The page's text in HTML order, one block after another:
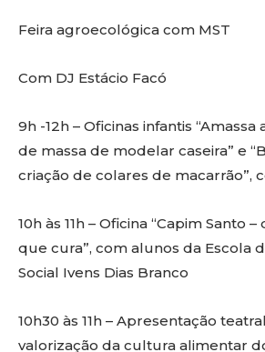
Feira agroecológica com MST
Com DJ Estácio Facó
9h -12h – Oficinas infantis “Amassa
de massa de modelar caseira” e
criação de colares de macarrão”,
10h às 11h – Oficina “Capim Santo
que cura”, com alunos da Escola
Social Ivens Dias Branco
10h30 às 11h – Apresentação
valorização da cultura alimentar